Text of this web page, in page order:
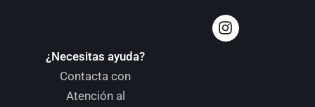
¿Necesitas ayuda?
Contacta con
Atención al